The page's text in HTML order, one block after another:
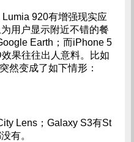
920有增强现实应
用户显示附近不错的餐
Earth；而iPhone 5
果往往出人意料。比如
然变成了如下情形：
Lens；Galaxy S3有St
有。